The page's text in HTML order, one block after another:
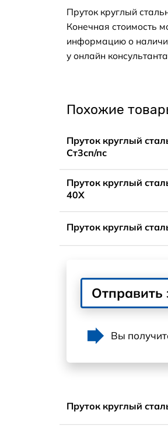
Пруток круглый
Конечная стоимость
информацию о
у онлайн
Похожие
Пруток круглый
Ст3сп/пс
Пруток круглый
40Х
Пруток круглый
Отправить
Вы
Пруток круглый